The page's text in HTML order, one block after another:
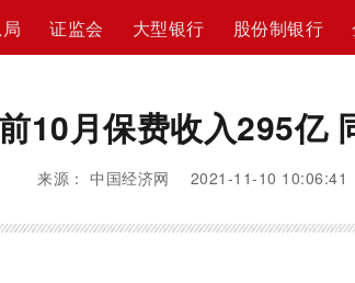
证监会 大型银行 股份制银行
10月保费收入295亿
来源： 中国经济网 2021-11-10 10:06:41